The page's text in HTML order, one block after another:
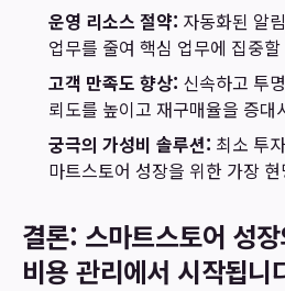
운영 리소스 절약: 자동화된 알
업무를 줄여 핵심 업무에 집중
고객 만족도 향상: 신속하고 투
뢰도를 높이고 재구매율을 증대
궁극의 가성비 솔루션: 최소 투
마트스토어 성장을 위한 가장
결론: 스마트스토어 성
비용 관리에서 시작됩니